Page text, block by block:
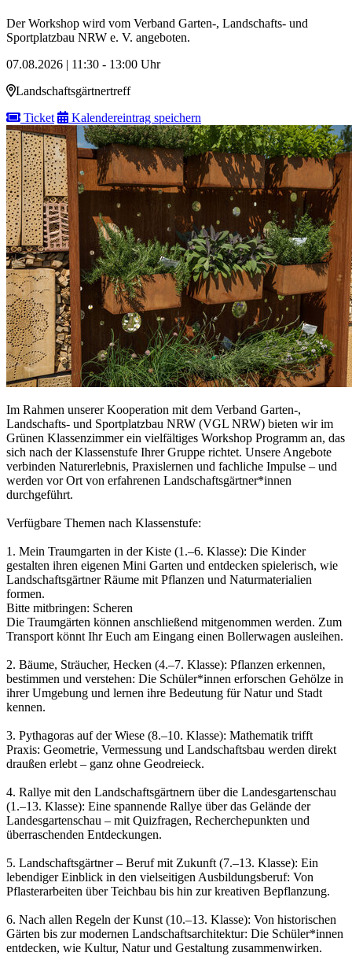
Der Workshop wird vom Verband Garten-, Landschafts- und
Sportplatzbau NRW e. V. angeboten.
07.08.2026 | 11:30 - 13:00 Uhr
Landschaftsgärtnertreff
Ticket
Kalendereintrag speichern
Im Rahmen unserer Kooperation mit dem Verband Garten-,
Landschafts- und Sportplatzbau NRW (VGL NRW) bieten wir im
Grünen Klassenzimmer ein vielfältiges Workshop Programm an, das
sich nach der Klassenstufe Ihrer Gruppe richtet. Unsere Angebote
verbinden Naturerlebnis, Praxislernen und fachliche Impulse – und
werden vor Ort von erfahrenen Landschaftsgärtner*innen
durchgeführt.
Verfügbare Themen nach Klassenstufe:
1. Mein Traumgarten in der Kiste (1.–6. Klasse): Die Kinder
gestalten ihren eigenen Mini Garten und entdecken spielerisch, wie
Landschaftsgärtner Räume mit Pflanzen und Naturmaterialien
formen.
Bitte mitbringen: Scheren
Die Traumgärten können anschließend mitgenommen werden. Zum
Transport könnt Ihr Euch am Eingang einen Bollerwagen ausleihen.
2. Bäume, Sträucher, Hecken (4.–7. Klasse): Pflanzen erkennen,
bestimmen und verstehen: Die Schüler*innen erforschen Gehölze in
ihrer Umgebung und lernen ihre Bedeutung für Natur und Stadt
kennen.
3. Pythagoras auf der Wiese (8.–10. Klasse): Mathematik trifft
Praxis: Geometrie, Vermessung und Landschaftsbau werden direkt
draußen erlebt – ganz ohne Geodreieck.
4. Rallye mit den Landschaftsgärtnern über die Landesgartenschau
(1.–13. Klasse): Eine spannende Rallye über das Gelände der
Landesgartenschau – mit Quizfragen, Recherchepunkten und
überraschenden Entdeckungen.
5. Landschaftsgärtner – Beruf mit Zukunft (7.–13. Klasse): Ein
lebendiger Einblick in den vielseitigen Ausbildungsberuf: Von
Pflasterarbeiten über Teichbau bis hin zur kreativen Bepflanzung.
6. Nach allen Regeln der Kunst (10.–13. Klasse): Von historischen
Gärten bis zur modernen Landschaftsarchitektur: Die Schüler*innen
entdecken, wie Kultur, Natur und Gestaltung zusammenwirken.